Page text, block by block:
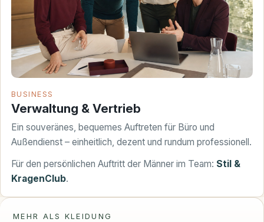
BUSINESS
Verwaltung & Vertrieb
Ein souveränes, bequemes Auftreten für Büro und
Außendienst – einheitlich, dezent und rundum professionell.
Für den persönlichen Auftritt der Männer im Team: Stil &
KragenClub.
MEHR ALS KLEIDUNG